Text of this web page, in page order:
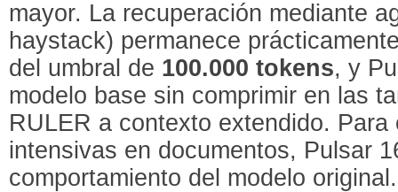
mayor. La recuperación mediante
haystack) permanece
del umbral de 100.000 tokens, y
modelo base sin comprimir en las
RULER a contexto extendido.
intensivas en documentos, Pulsar
comportamiento del modelo original.